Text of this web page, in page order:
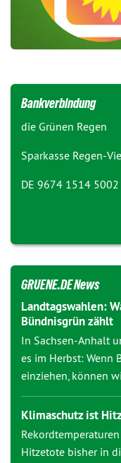
Bankverbindung
die Grünen Regen
Sparkasse Regen-
DE 9674 1514
GRUENE.DE News
Landtagswahlen:
Bündnisgrün zählt
In Sachsen-Anhalt
es im Herbst: Wenn
einziehen, können
Klimaschutz ist
Hitzetote bisher in